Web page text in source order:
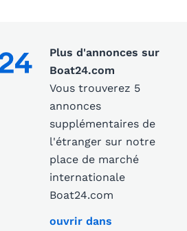
Plus d'annonces sur
Boat24.com
Vous trouverez 5
annonces
supplémentaires de
l'étranger sur notre
place de marché
internationale
Boat24.com
ouvrir dans